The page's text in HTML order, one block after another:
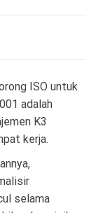
ISO untuk
adalah
K3
kerja.
selama